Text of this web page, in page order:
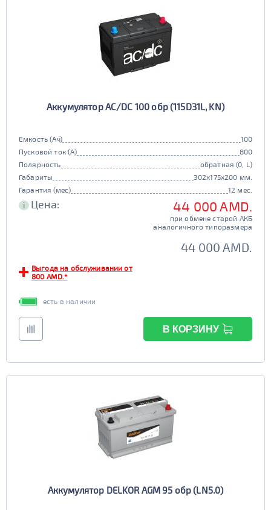
Аккумулятор AC/DC 100 обр (115D31L, KN)
Емкость (Ач)
100
Пусковой ток (А)
800
Полярность
обратная (0, L)
Габариты
302x175x200 мм.
Гарантия (мес)
12 мес.
i Цена: 44 000 AMD.
при обмене старой АКБ
аналогичного типоразмера
44 000 AMD.
Выгода на обслуживании от
800 AMD.*
есть в наличии
В КОРЗИНУ
Аккумулятор DELKOR AGM 95 обр (LN5.0)